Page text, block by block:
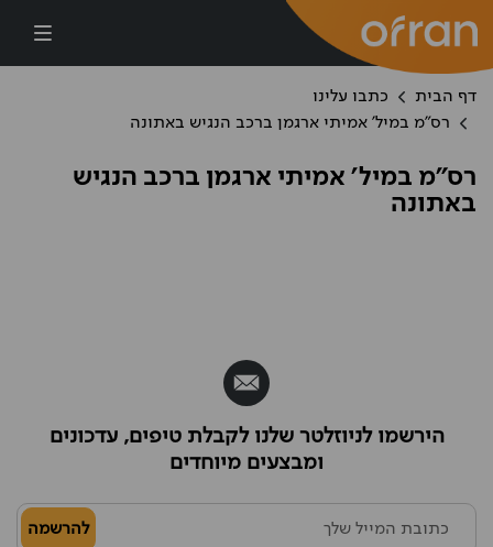
דף הבית
כתבו עלינו
רס"מ במיל' אמיתי ארגמן ברכב הנגיש באתונה
רס"מ במיל' אמיתי ארגמן ברכב הנגיש
באתונה
הירשמו לניוזלטר שלנו לקבלת טיפים, עדכונים
ומבצעים מיוחדים
להרשמה